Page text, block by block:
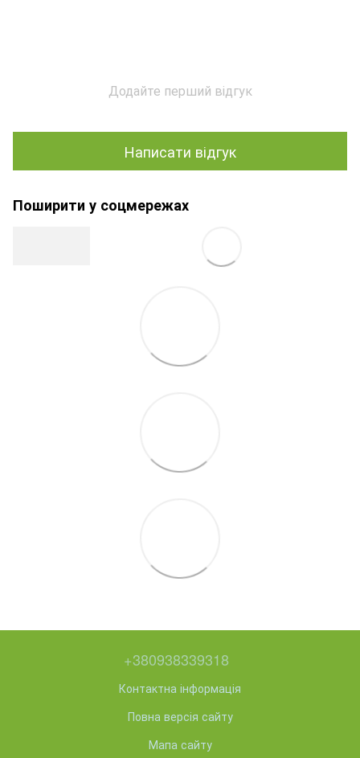
Додайте перший відгук
Написати відгук
Поширити у соцмережах
+380938339318
Контактна інформація
Повна версія сайту
Мапа сайту